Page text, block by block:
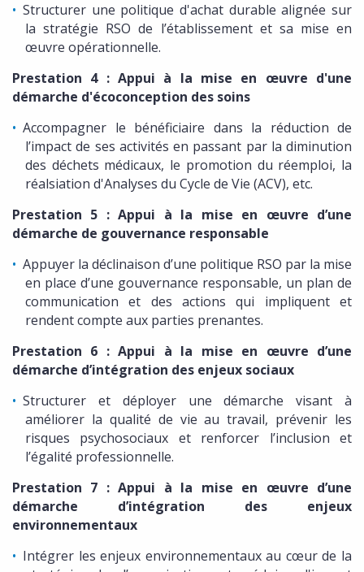
Structurer une politique d'achat durable alignée sur
la stratégie RSO de l’établissement et sa mise en
œuvre opérationnelle.
Prestation 4 : Appui à la mise en œuvre d'une
démarche d'écoconception des soins
Accompagner le bénéficiaire dans la réduction de
l’impact de ses activités en passant par la diminution
des déchets médicaux, le promotion du réemploi, la
réalsiation d'Analyses du Cycle de Vie (ACV), etc.
Prestation 5 : Appui à la mise en œuvre d’une
démarche de gouvernance responsable
Appuyer la déclinaison d’une politique RSO par la mise
en place d’une gouvernance responsable, un plan de
communication et des actions qui impliquent et
rendent compte aux parties prenantes.
Prestation 6 : Appui à la mise en œuvre d’une
démarche d’intégration des enjeux sociaux
Structurer et déployer une démarche visant à
améliorer la qualité de vie au travail, prévenir les
risques psychosociaux et renforcer l’inclusion et
l’égalité professionnelle.
Prestation 7 : Appui à la mise en œuvre d’une
démarche d’intégration des enjeux
environnementaux
Intégrer les enjeux environnementaux au cœur de la